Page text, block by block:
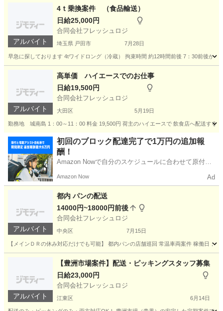
物流 羽田
アルバイト
4ｔ乗換案件 （食品輸送）
日給25,000円
合同会社フレッシュロジ
埼玉県 戸田市 7月28日
早急に探しております 4tワイドロング（冷蔵） 拘束時間 約12時間前後 7：30前後
ドライバー
アルバイト
高単価 ハイエースでのお仕事
日給19,500円
合同会社フレッシュロジ
大田区 5月19日
勤務地 城南島 1：00～11：00 料金 19,500円 荷主のハイエースで 飲食店へ配送
配送 荷主
初回のブロック配達完了で1万円の追加報
酬！
Amazon Nowで自分のスケジュールに合わせて原付や
う！
Amazon Now Ad
アルバイト
都内 パンの配送
14000円~18000円前後
合同会社フレッシュロジ
中央区 7月15日
【メインＤＲの休み対応だけでも可能】 都内パンの店舗巡回 常温車両案件 稼働日；
配送 都内
アルバイト
【豊洲市場案件】配送・ピッキングスタッフ募集
日給23,000円
合同会社フレッシュロジ
江東区 6月14日